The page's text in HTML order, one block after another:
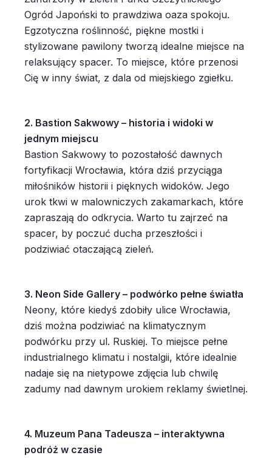
Ogród Japoński to prawdziwa oaza spokoju.
Egzotyczna roślinność, piękne mostki i
stylizowane pawilony tworzą idealne miejsce na
relaksujący spacer. To miejsce, które przenosi
Cię w inny świat, z dala od miejskiego zgiełku.
2. Bastion Sakwowy – historia i widoki w
jednym miejscu
Bastion Sakwowy to pozostałość dawnych
fortyfikacji Wrocławia, która dziś przyciąga
miłośników historii i pięknych widoków. Jego
urok tkwi w malowniczych zakamarkach, które
zapraszają do odkrycia. Warto tu zajrzeć na
spacer, by poczuć ducha przeszłości i
podziwiać otaczającą zieleń.
3. Neon Side Gallery – podwórko pełne światła
Neony, które kiedyś zdobiły ulice Wrocławia,
dziś można podziwiać na klimatycznym
podwórku przy ul. Ruskiej. To miejsce pełne
industrialnego klimatu i nostalgii, które idealnie
nadaje się na nietypowe zdjęcia lub chwilę
zadumy nad dawnym urokiem reklamy świetlnej.
4. Muzeum Pana Tadeusza – interaktywna
podróż w czasie